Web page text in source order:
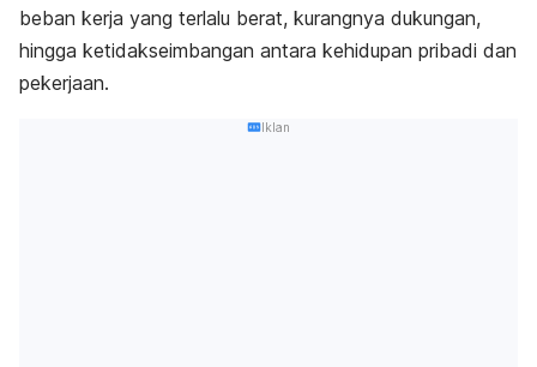
beban kerja yang terlalu berat, kurangnya dukungan,
hingga ketidakseimbangan antara kehidupan pribadi dan
pekerjaan.
Iklan